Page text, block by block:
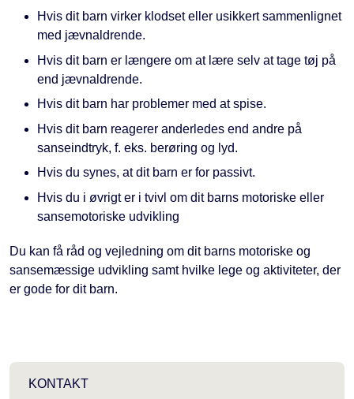
Hvis dit barn virker klodset eller usikkert sammenlignet
med jævnaldrende.
Hvis dit barn er længere om at lære selv at tage tøj på
end jævnaldrende.
Hvis dit barn har problemer med at spise.
Hvis dit barn reagerer anderledes end andre på
sanseindtryk, f. eks. berøring og lyd.
Hvis du synes, at dit barn er for passivt.
Hvis du i øvrigt er i tvivl om dit barns motoriske eller
sansemotoriske udvikling
Du kan få råd og vejledning om dit barns motoriske og
sansemæssige udvikling samt hvilke lege og aktiviteter, der
er gode for dit barn.
KONTAKT